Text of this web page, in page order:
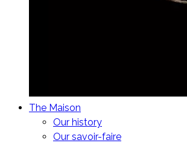
The Maison
Our history
Our savoir-faire